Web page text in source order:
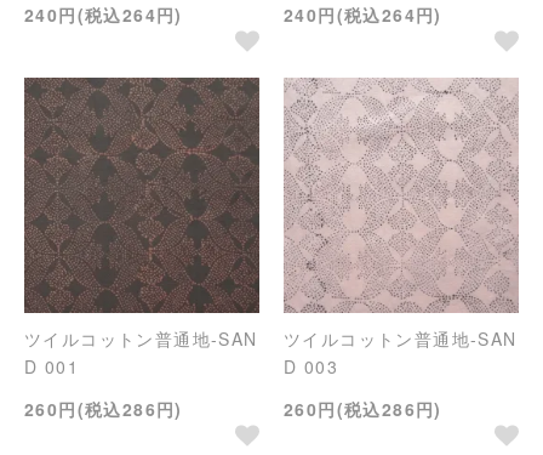
240円(税込264円)
240円(税込264円)
ツイルコットン普通地-SAN
D 001
260円(税込286円)
ツイルコットン普通地-SAN
D 003
260円(税込286円)